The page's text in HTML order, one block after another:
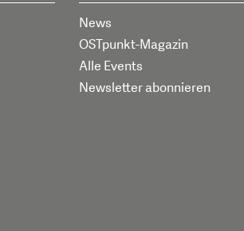
News
OSTpunkt-Magazin
Alle Events
Newsletter abonnieren